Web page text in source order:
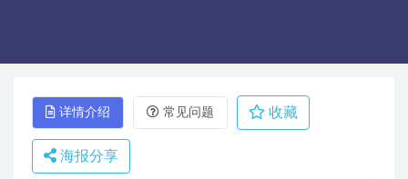
详情介绍 常见问题 收藏
海报分享